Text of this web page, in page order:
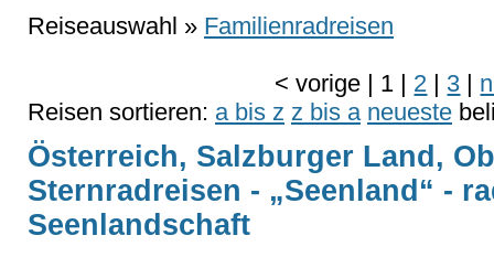
Reiseauswahl » Familienradreisen
<vorige | 1 | 2 | 3 |
Reisen sortieren: a bis z z bis a neueste
Österreich, Salzburger Land,
Sternradreisen - „Seenland“ -
Seenlandschaft